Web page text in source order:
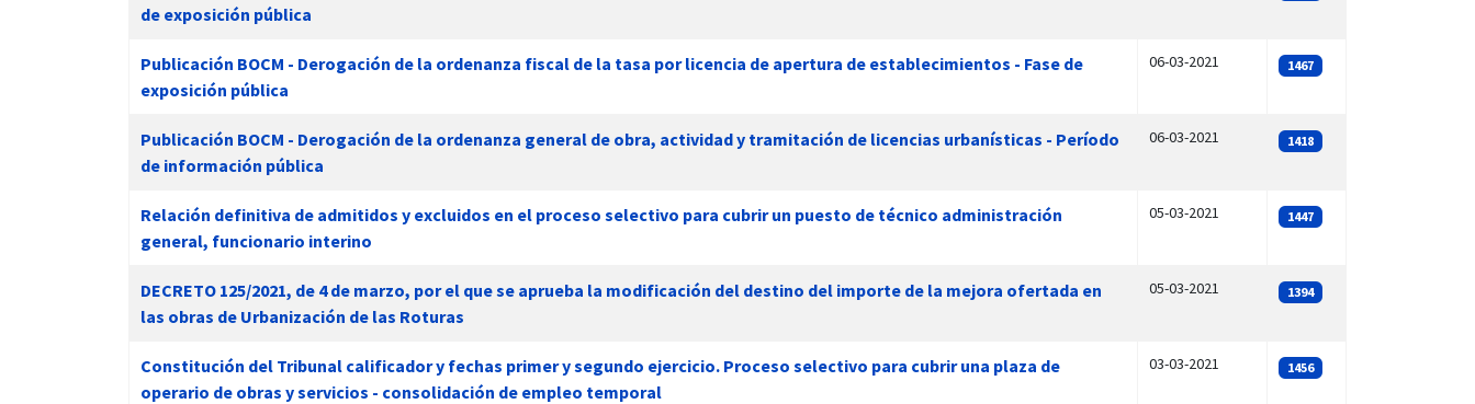
de exposición pública
Publicación BOCM - Derogación de la ordenanza fiscal de la tasa por licencia de apertura de establecimientos - Fase de
exposición pública
06-03-2021 1467
Publicación BOCM - Derogación de la ordenanza general de obra, actividad y tramitación de licencias urbanísticas - Período
de información pública
06-03-2021 1418
Relación definitiva de admitidos y excluidos en el proceso selectivo para cubrir un puesto de técnico administración
general, funcionario interino
05-03-2021 1447
DECRETO 125/2021, de 4 de marzo, por el que se aprueba la modificación del destino del importe de la mejora ofertada en
las obras de Urbanización de las Roturas
05-03-2021 1394
Constitución del Tribunal calificador y fechas primer y segundo ejercicio. Proceso selectivo para cubrir una plaza de
operario de obras y servicios - consolidación de empleo temporal
03-03-2021 1456